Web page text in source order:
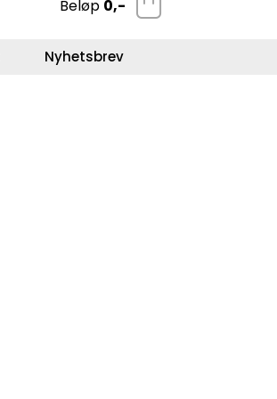
Favoritter
Beløp 0,-
Nyhetsbrev